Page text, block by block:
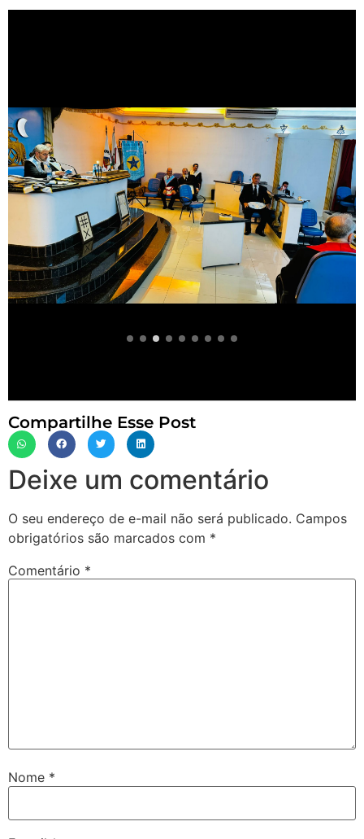
Compartilhe Esse Post
Deixe um comentário
O seu endereço de e-mail não será publicado. Campos
obrigatórios são marcados com *
Comentário *
Nome *